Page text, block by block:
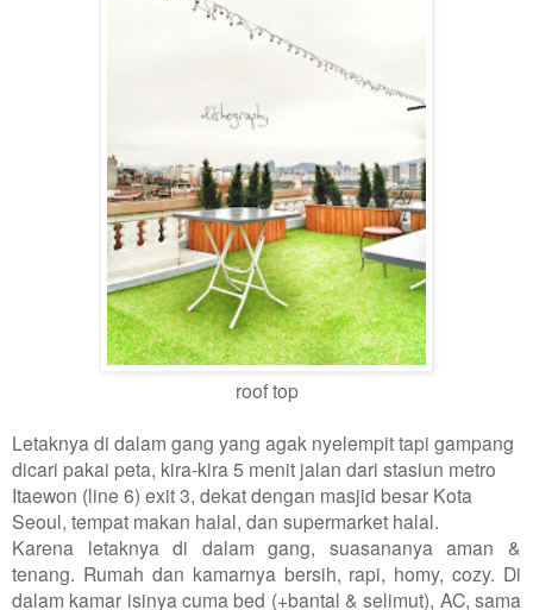
roof top
Letaknya di dalam gang yang agak nyelempit tapi gampang
dicari pakai peta, kira-kira 5 menit jalan dari stasiun metro
Itaewon (line 6) exit 3, dekat dengan masjid besar Kota
Seoul, tempat makan halal, dan supermarket halal.
Karena letaknya di dalam gang, suasananya aman &
tenang. Rumah dan kamarnya bersih, rapi, homy, cozy. Di
dalam kamar isinya cuma bed (+bantal & selimut), AC, sama